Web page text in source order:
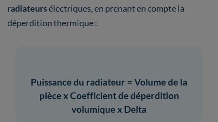
radiateursélectriques, en prenant en compte la
déperdition thermique :
Puissance du radiateur = Volume de la
pièce x Coefficient de déperdition
volumique x Delta